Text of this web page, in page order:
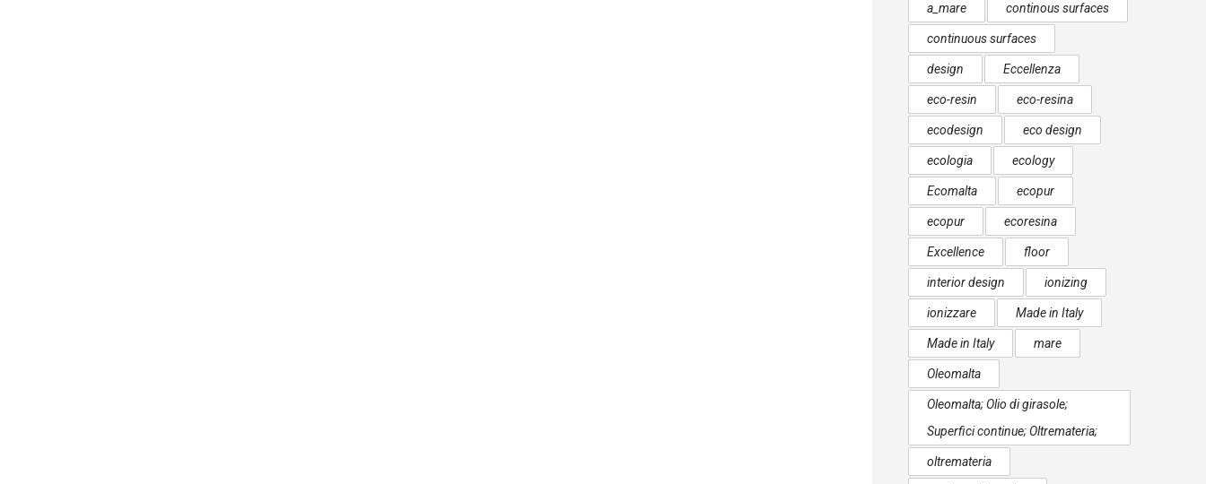
a_mare continous surfaces
continuous surfaces
design Eccellenza
eco-resin eco-resina
ecodesign eco design
ecologia ecology
Ecomalta ecopur
ecopur ecoresina
Excellence floor
interior design ionizing
ionizzare Made in Italy
Made in Italy mare
Oleomalta
Oleomalta; Olio di girasole;
Superfici continue; Oltremateria;
oltremateria